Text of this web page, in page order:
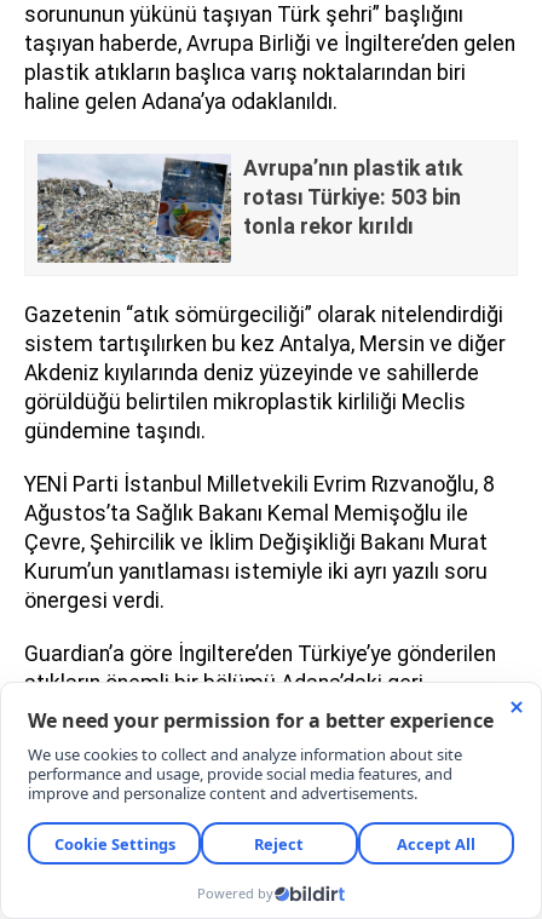
sorununun yükünü taşıyan Türk şehri” başlığını
taşıyan haberde, Avrupa Birliği ve İngiltere’den gelen
plastik atıkların başlıca varış noktalarından biri
haline gelen Adana’ya odaklanıldı.
Avrupa’nın plastik atık
rotası Türkiye: 503 bin
tonla rekor kırıldı
Gazetenin “atık sömürgeciliği” olarak nitelendirdiği
sistem tartışılırken bu kez Antalya, Mersin ve diğer
Akdeniz kıyılarında deniz yüzeyinde ve sahillerde
görüldüğü belirtilen mikroplastik kirliliği Meclis
gündemine taşındı.
YENİ Parti İstanbul Milletvekili Evrim Rızvanoğlu, 8
Ağustos’ta Sağlık Bakanı Kemal Memişoğlu ile
Çevre, Şehircilik ve İklim Değişikliği Bakanı Murat
Kurum’un yanıtlaması istemiyle iki ayrı yazılı soru
önergesi verdi.
Guardian’a göre İngiltere’den Türkiye’ye gönderilen
atıkların önemli bir bölümü Adana’daki geri
dönüşüm tesislerine ulaşıyor. Gazete, bölgede
mikroplastikler, zehirli duman ve çevreye saçılan
plastik atıklarla mücadele etmek zorunda kaldığını
aktardı.
Sıfır atık derken